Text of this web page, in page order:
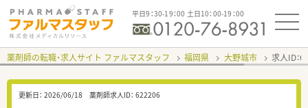
平日9：30-19：00 土日10：00-19：00
薬剤師の転職・求人サイト ファルマスタッフ 福岡県 大野城市 求人ID：
更新日： 2026/06/18 薬剤師求人ID： 622206